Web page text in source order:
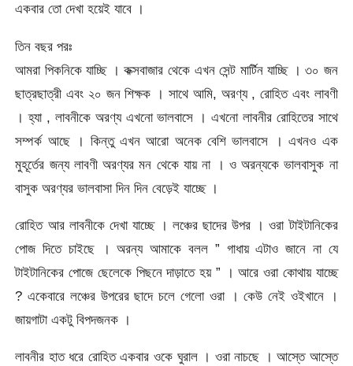
একবার তো দেখা হয়েই যাবে ।
তিন বছর পরঃ
আমরা পিকনিকে যাচ্ছি । কক্সবাজার থেকে এখন সেন্ট মার্টিন যাচ্ছি । ৩০ জন
ছাত্রছাত্রী এবং ২০ জন শিক্ষক । সাথে আমি, অরণ্য , রোহিত এবং লাবণী
। হ্যা , লাবনীকে অরণ্য এখনো ভালবাসে । এখনো লাবনীর রোহিতের সাথে
সম্পর্ক আছে । কিন্তু এখন আরো অনেক বেশি ভালবাসে । এখনও এক
মুহূর্তের জন্য লাবণী অরণ্যর মন থেকে যায় না । ও অরন্যকে ভালবাসুক না
বাসুক অরণ্যর ভালবাসা দিন দিন বেড়েই যাচ্ছে ।
রোহিত আর লাবনীকে দেখা যাচ্ছে । লঞ্চের ছাদের উপর । ওরা টাইটানিকের
পোজ দিতে চাইছে । অরন্য আমাকে বলল ” গাধায় এটাও জানে না যে
টাইটানিকের পোজে ছেলেকে পিছনে দাড়াতে হয় ” । আরে ওরা কোথায় যাচ্ছে
? একেবারে লঞ্চের উপরের ছাদে চলে গেলো ওরা । কেউ নেই ওইখানে ।
জায়গাটা একটু বিপদজনক ।
লাবনীর হাত ধরে রোহিত একবার ওকে ঘুরাল । ওরা নাচছে । আস্তে আস্তে